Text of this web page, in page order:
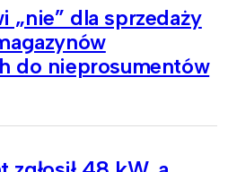
„nie” dla sprzedaży
do nieprosumentów